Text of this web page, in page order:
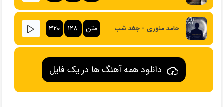
حامد منوری - جغد شب متن ۱۲۸ ۳۲۰
دانلود همه آهنگ ها در یک فایل